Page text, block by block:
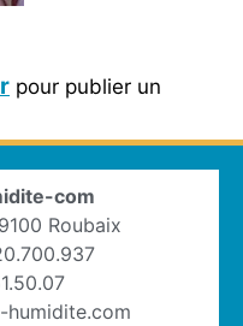
pour publier un
com
Roubaix
humidite.com